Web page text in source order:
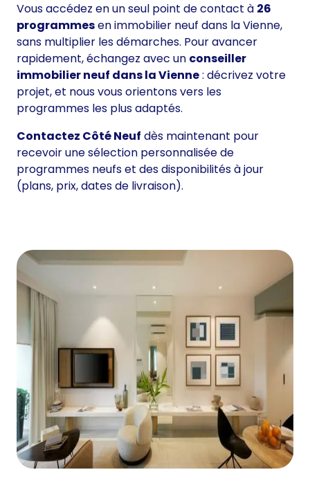
Vous accédez en un seul point de contact à 26
programmesen immobilier neuf dans la Vienne,
sans multiplier les démarches. Pour avancer
rapidement, échangez avec un conseiller
immobilier neuf dans la Vienne: décrivez votre
projet, et nous vous orientons vers les
programmes les plus adaptés.
Contactez Côté Neuf dès maintenant pour
recevoir une sélection personnalisée de
programmes neufs et des disponibilités à jour
(plans, prix, dates de livraison).